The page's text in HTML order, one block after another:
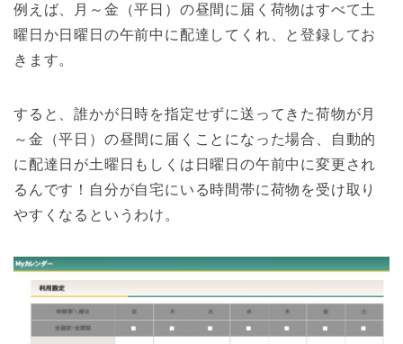
例えば、月～金（平日）の昼間に届く荷物はすべて土
曜日か日曜日の午前中に配達してくれ、と登録してお
きます。
すると、誰かが日時を指定せずに送ってきた荷物が月
～金（平日）の昼間に届くことになった場合、自動的
に配達日が土曜日もしくは日曜日の午前中に変更され
るんです！自分が自宅にいる時間帯に荷物を受け取り
やすくなるというわけ。